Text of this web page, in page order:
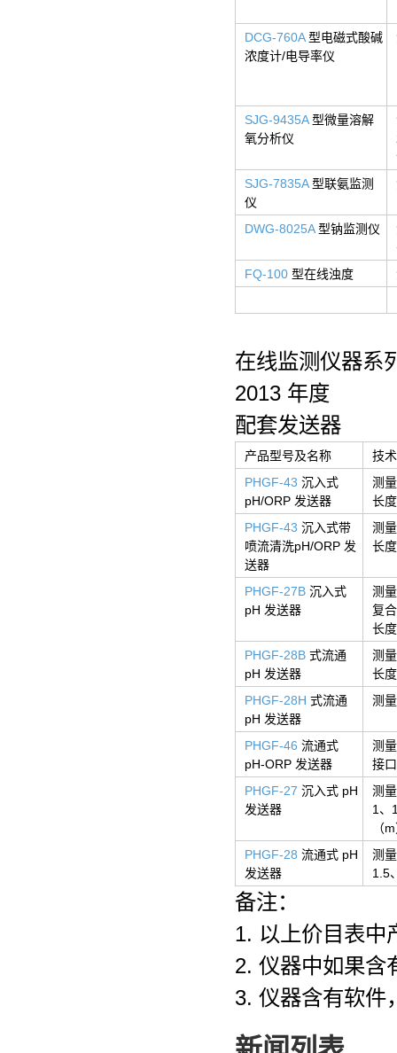
DCG-760A型电磁式酸碱
浓度计/电导率仪
SJG-9435A型微量溶解
氧分析仪
SJG-7835A型联氨监测
仪
DWG-8025A型钠监测仪
FQ-100 型在线浊度
在线监测仪器系
2013 年度
配套发送器
产品型号及名称
技
PHGF-43 沉入式
pH/ORP 发送器
测
长
PHGF-43 沉入式带
喷流清洗pH/ORP 发
送器
测
长
PHGF-27B 沉入式
pH 发送器
测
复
长
PHGF-28B 式流通
pH 发送器
测
长
PHGF-28H 式流通
pH 发送器
测
PHGF-46 流通式
pH-ORP 发送器
测
接口
PHGF-27 沉入式 pH
发送器
测
1、
（
PHGF-28 流通式 pH
发送器
测
1.5
备注：
1. 以上价目表中
2. 仪器中如果含
3. 仪器含有软件